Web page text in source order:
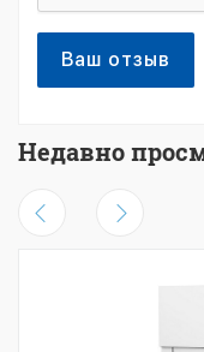
Ваш отзыв
Недавно